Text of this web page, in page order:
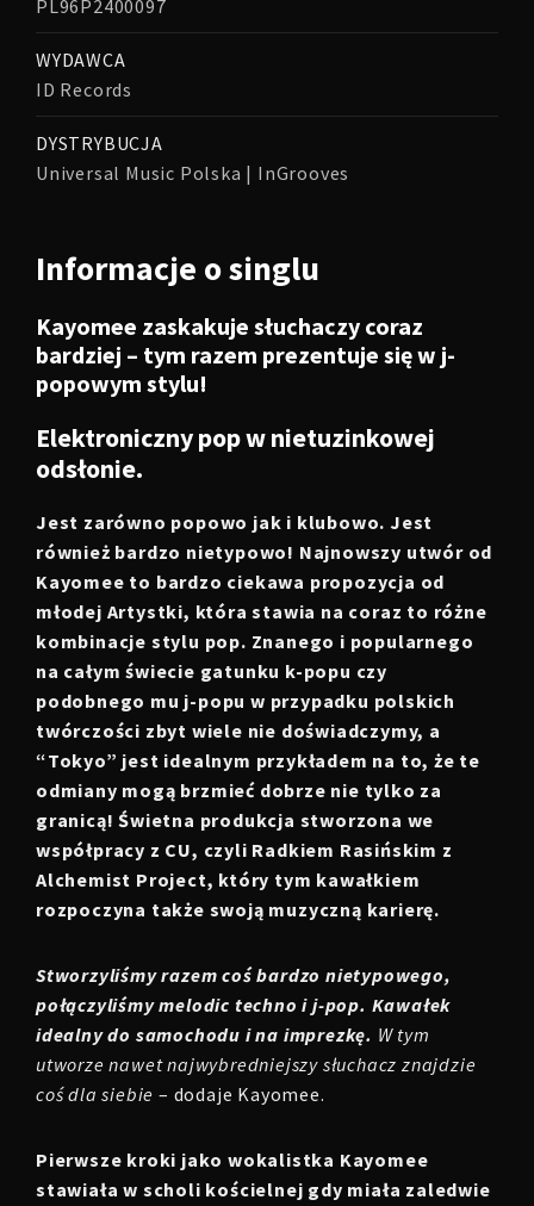
PL96P2400097
WYDAWCA
ID Records
DYSTRYBUCJA
Universal Music Polska | InGrooves
Informacje o singlu
Kayomee zaskakuje słuchaczy coraz
bardziej – tym razem prezentuje się w j-
popowym stylu!
Elektroniczny pop w nietuzinkowej
odsłonie.
Jest zarówno popowo jak i klubowo. Jest
również bardzo nietypowo! Najnowszy utwór od
Kayomee to bardzo ciekawa propozycja od
młodej Artystki, która stawia na coraz to różne
kombinacje stylu pop. Znanego i popularnego
na całym świecie gatunku k-popu czy
podobnego mu j-popu w przypadku polskich
twórczości zbyt wiele nie doświadczymy, a
“Tokyo” jest idealnym przykładem na to, że te
odmiany mogą brzmieć dobrze nie tylko za
granicą! Świetna produkcja stworzona we
współpracy z CU, czyli Radkiem Rasińskim z
Alchemist Project, który tym kawałkiem
rozpoczyna także swoją muzyczną karierę.
Stworzyliśmy razem coś bardzo nietypowego,
połączyliśmy melodic techno i j-pop. Kawałek
idealny do samochodu i na imprezkę. W tym
utworze nawet najwybredniejszy słuchacz znajdzie
coś dla siebie – dodaje Kayomee.
Pierwsze kroki jako wokalistka Kayomee
stawiała w scholi kościelnej gdy miała zaledwie